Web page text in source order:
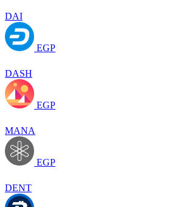
DAI
EGP
DASH
EGP
MANA
EGP
DENT